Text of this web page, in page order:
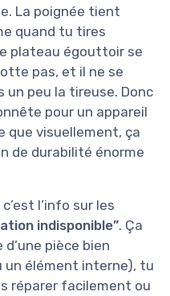
La poignée tient
quand tu tires
plateau égouttoir se
pas, et il ne se
un peu la tireuse. Donc
pour un appareil
que visuellement, ça
de durabilité énorme
l’info sur les
indisponible”. Ça
pièce bien
un élément interne), tu
réparer facilement ou